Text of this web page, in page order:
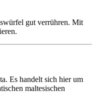
gut verrühren. Mit
Es handelt sich hier um
maltesischen